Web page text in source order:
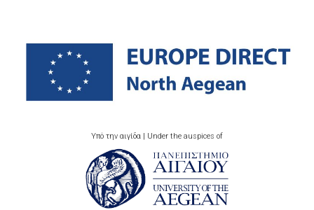
Υπό την αιγίδα | Under the auspices of